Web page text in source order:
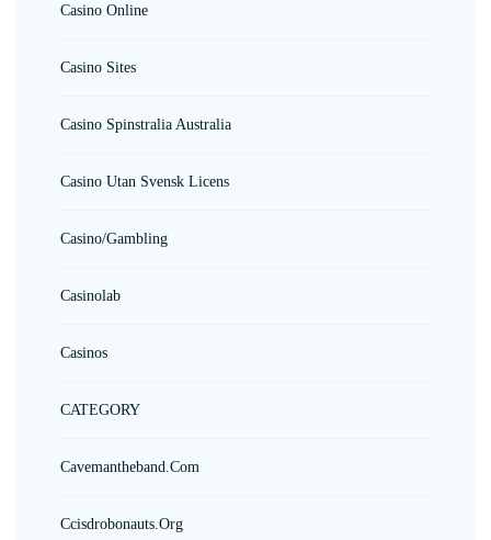
Casino Online
Casino Sites
Casino Spinstralia Australia
Casino Utan Svensk Licens
Casino/gambling
Casinolab
Casinos
CATEGORY
Cavemantheband.com
Ccisdrobonauts.org